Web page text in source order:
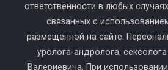
ответственности в любых
связанных с
размещенной на сайте.
уролога-андролога,
Валериевича. При